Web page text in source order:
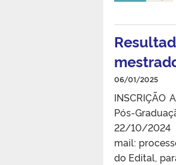
06/01/2025
Pós-
22/10/
mail:
do Edital,